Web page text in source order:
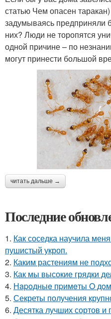
статью Чем опасен
задумываясь предприняли
них? Люди не торопятся
одной причине – по
могут принести большой
читать дальше →
Последние
1. Как соседка научила
пушистый укроп.
2. Каким растениям не
3. Как мы высокие грядки
4. Нapoдныe пpимeты O
5. Секреты получения
6. Десятка лучших сортов и